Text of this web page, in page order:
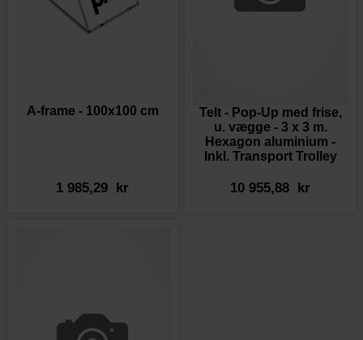
A-frame - 100x100 cm
1 985,29 kr
Telt - Pop-Up med frise,
u. vægge - 3 x 3 m.
Hexagon aluminium -
Inkl. Transport Trolley
10 955,88 kr